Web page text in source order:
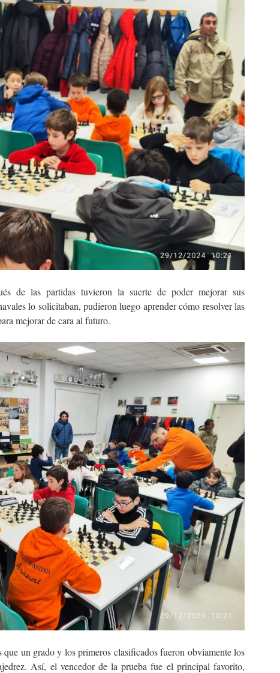
de las partidas tuvieron la suerte de poder mejorar sus
lo solicitaban, pudieron luego aprender cómo resolver las
mejorar de cara al futuro.
que un grado y los primeros clasificados fueron obviamente los
Así, el vencedor de la prueba fue el principal favorito,